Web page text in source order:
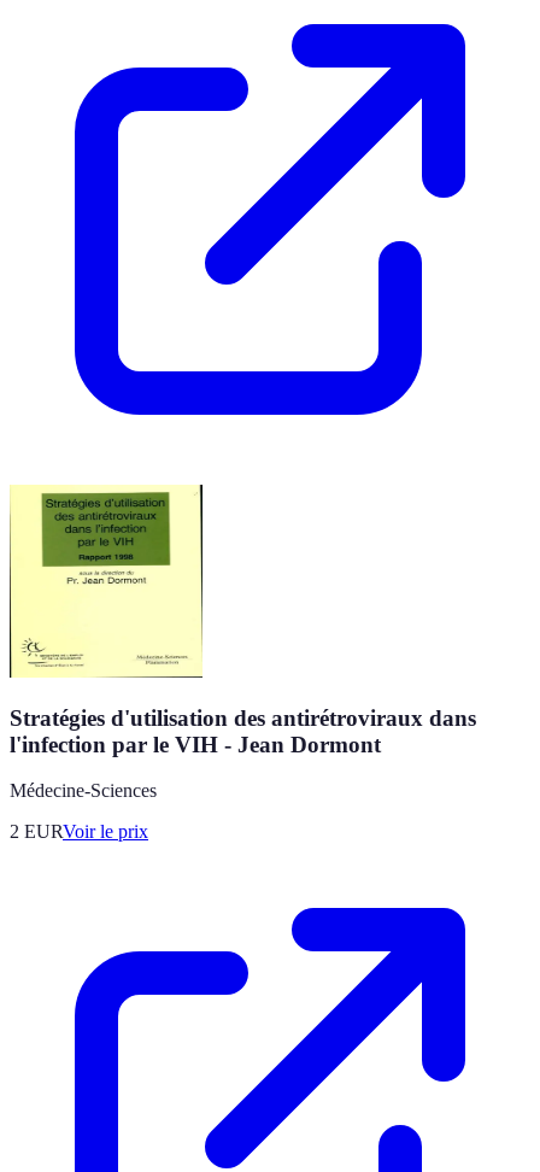
Stratégies d'utilisation des antirétroviraux dans
l'infection par le VIH - Jean Dormont
Médecine-Sciences
2 EURVoir le prix